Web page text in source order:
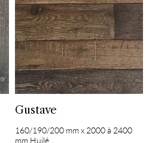
Gustave
160/190/200 mm x 2000 à 2400
mm Huilé